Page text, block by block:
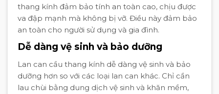
thang kính đảm bảo tính an toàn cao, chịu được
va đập mạnh mà không bị vỡ. Điều này đảm bảo
an toàn cho người sử dụng và gia đình.
Dễ dàng vệ sinh và bảo dưỡng
Lan can cầu thang kính dễ dàng vệ sinh và bảo
dưỡng hơn so với các loại lan can khác. Chỉ cần
lau chùi bằng dung dịch vệ sinh và khăn mềm,